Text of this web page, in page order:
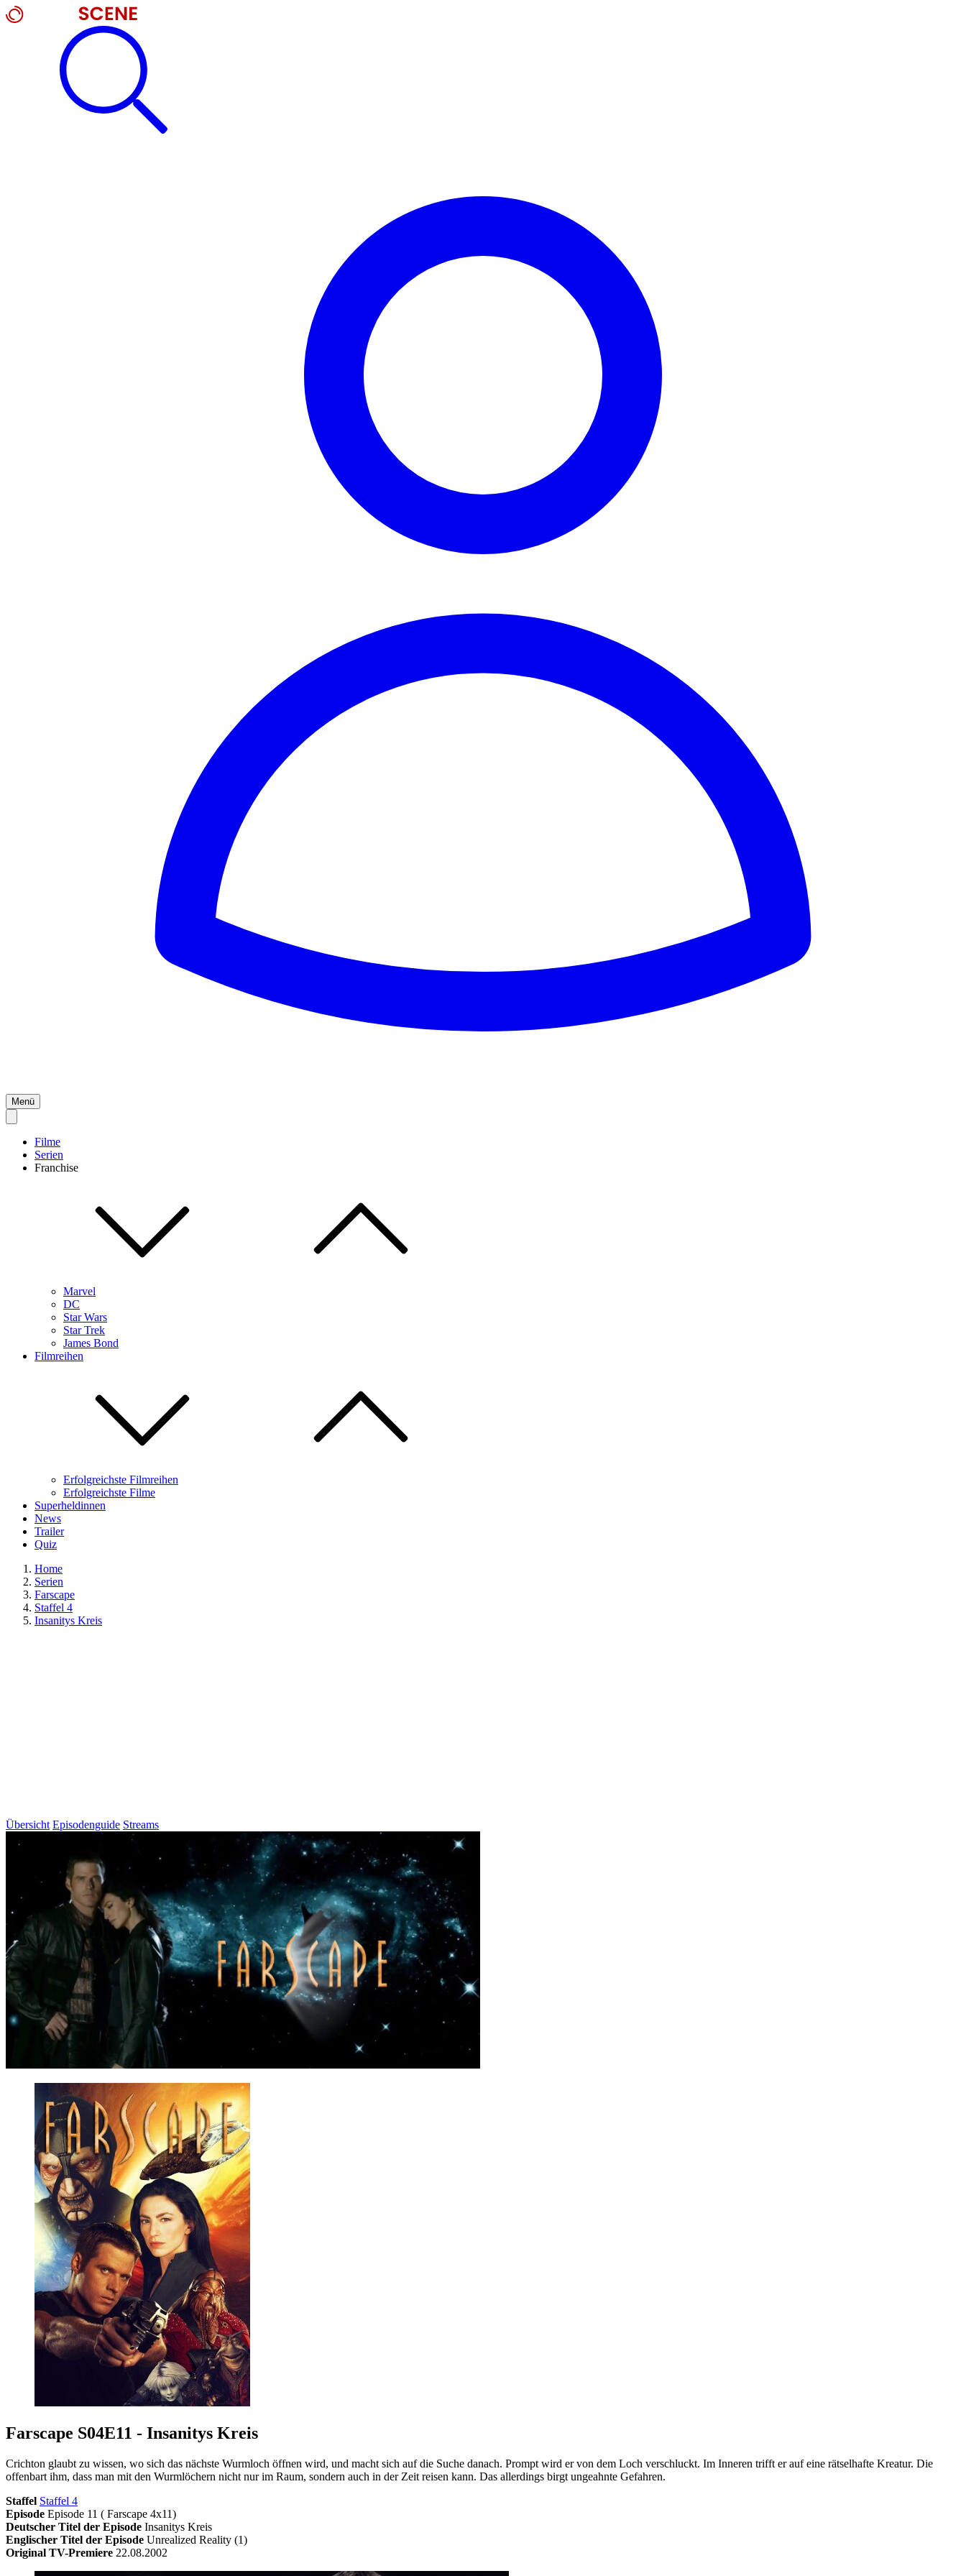
Menü
Filme
Serien
Franchise
Marvel
DC
Star Wars
Star Trek
James Bond
Filmreihen
Erfolgreichste Filmreihen
Erfolgreichste Filme
Superheldinnen
News
Trailer
Quiz
Home
Serien
Farscape
Staffel 4
Insanitys Kreis
Übersicht Episodenguide Streams
Farscape S04E11 - Insanitys Kreis
Crichton glaubt zu wissen, wo sich das nächste Wurmloch öffnen wird, und macht sich auf die Suche danach. Prompt wird er von dem Loch verschluckt. Im Inneren trifft er auf eine rätselhafte Kreatur. Die
offenbart ihm, dass man mit den Wurmlöchern nicht nur im Raum, sondern auch in der Zeit reisen kann. Das allerdings birgt ungeahnte Gefahren.
Staffel Staffel 4
Episode Episode 11 ( Farscape 4x11)
Deutscher Titel der Episode Insanitys Kreis
Englischer Titel der Episode Unrealized Reality (1)
Original TV-Premiere 22.08.2002